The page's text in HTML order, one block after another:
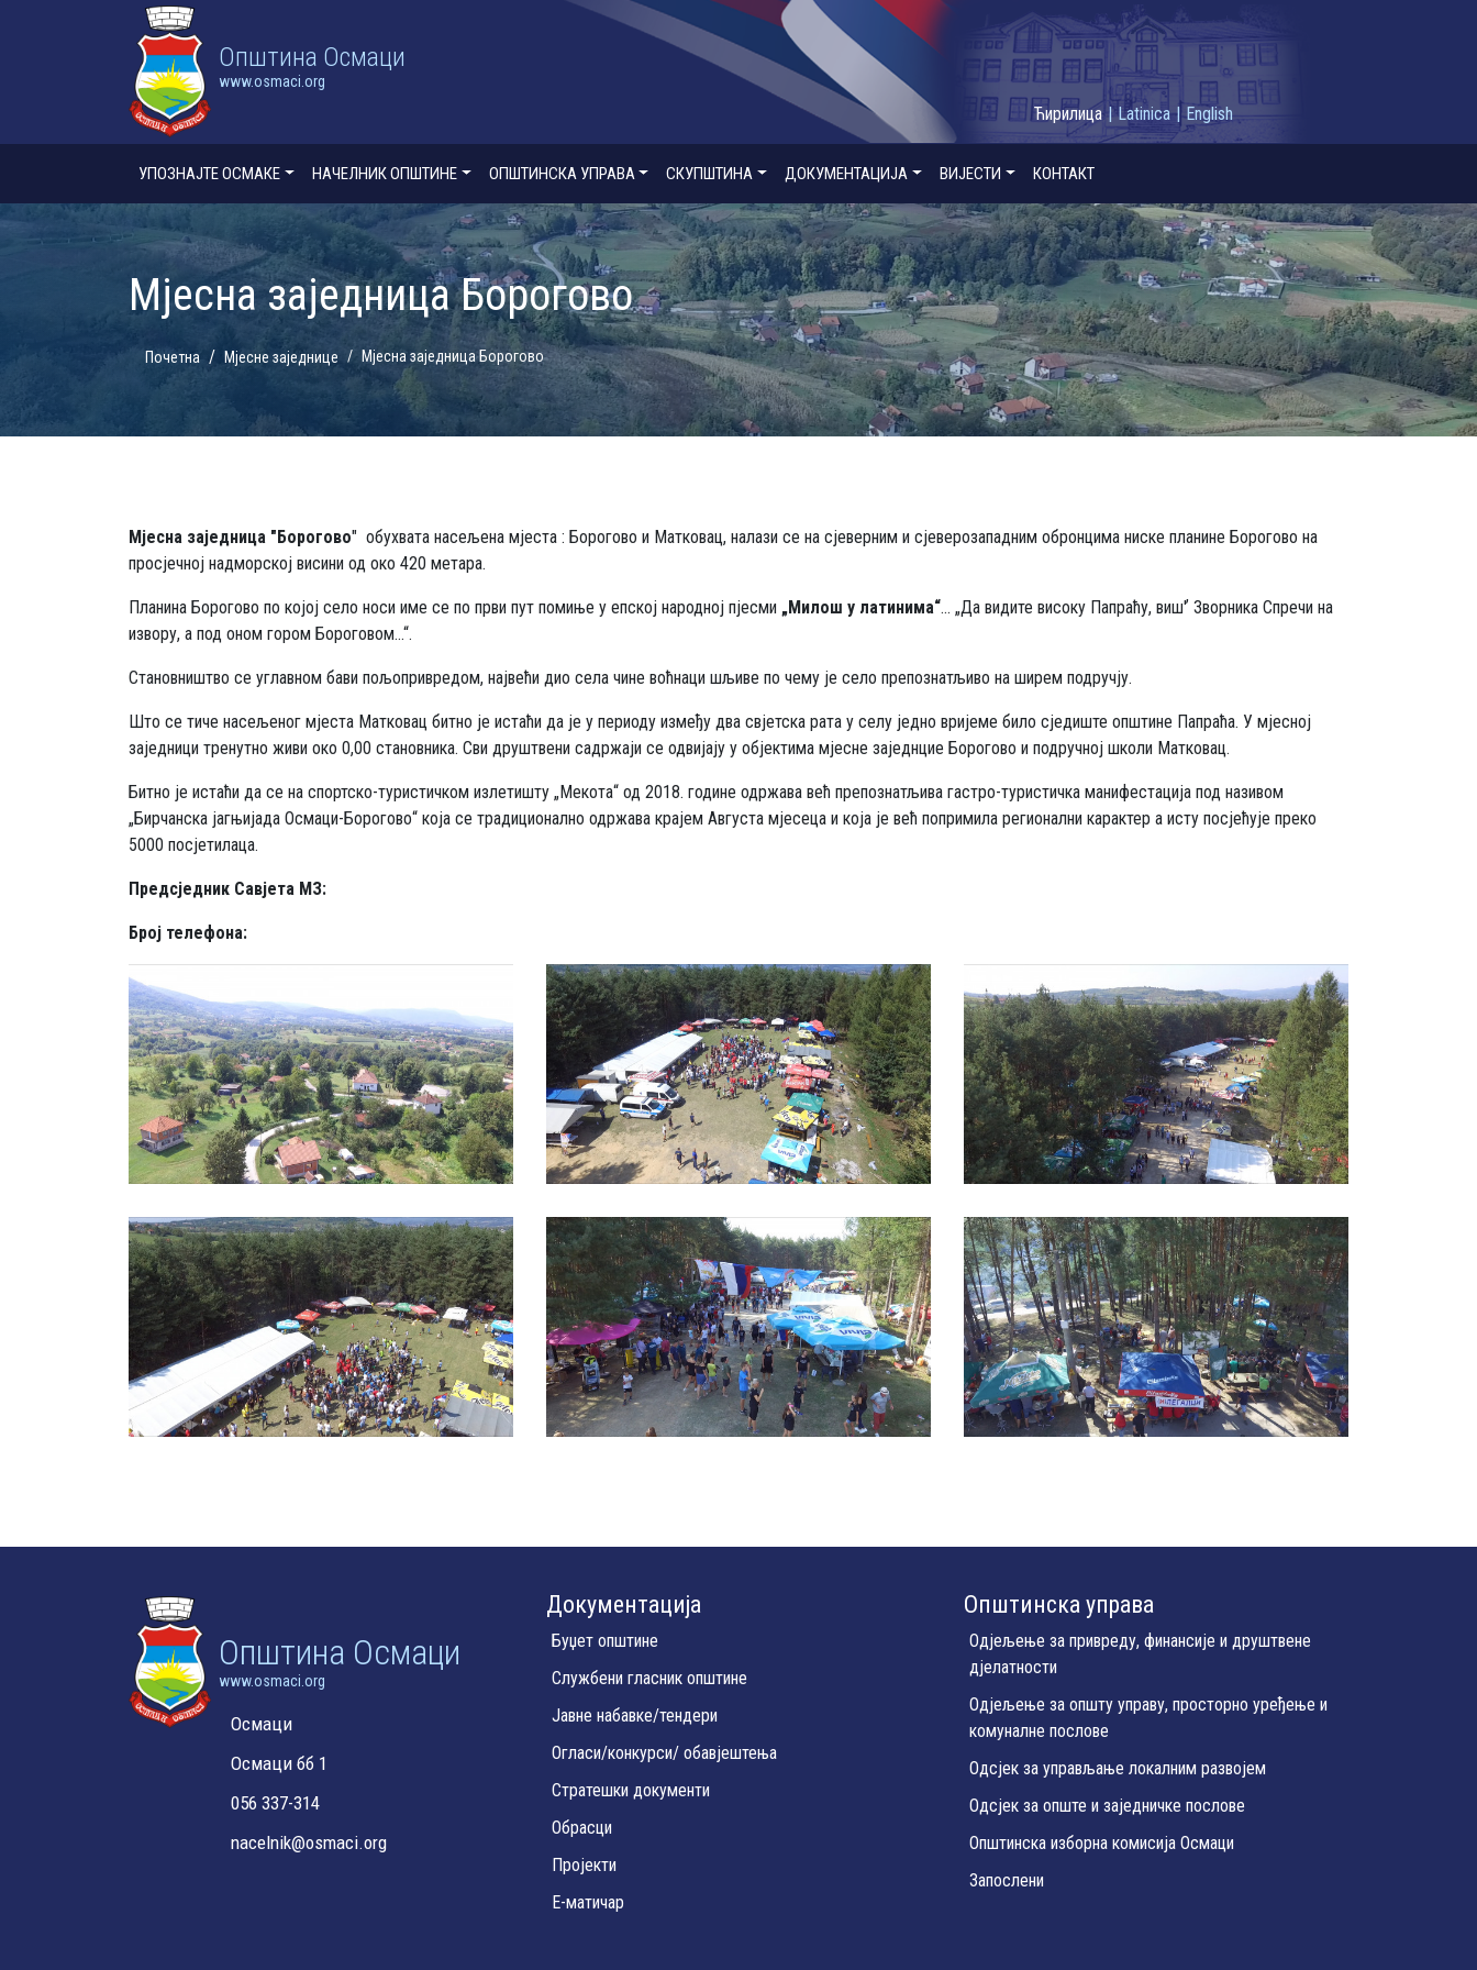
Oпштина Осмаци
www.osmaci.org
Ћирилица | Latinica | English
УПОЗНАЈТЕ ОСМАКЕ НАЧЕЛНИК ОПШТИНЕ ОПШТИНСКА УПРАВА СКУПШТИНА ДОКУМЕНТАЦИЈА ВИЈЕСТИ КОНТАКТ
Мјесна заједница Борогово
Почетна Мјесне заједнице Мјесна заједница Борогово
Мјесна заједница "Борогово" обухвата насељена мјеста : Борогово и Матковац, налази се на сјеверним и сјеверозападним обронцима ниске планине Борогово на
просјечној надморској висини од око 420 метара.
Планина Борогово по којој село носи име се по први пут помиње у епској народној пјесми „Милош у латинима“... „Да видите високу Папраћу, виш'ʼ Зворника Спречи на
извору, а под оном гором Бороговом...“.
Становништво се углавном бави пољопривредом, највећи дио села чине воћнаци шљиве по чему је село препознатљиво на ширем подручју.
Што се тиче насељеног мјеста Матковац битно је истаћи да је у периоду између два свјетска рата у селу једно вријеме било сједиште општине Папраћа. У мјесној
заједници тренутно живи око 0,00 становника. Сви друштвени садржаји се одвијају у објектима мјесне заједнцие Борогово и подручној школи Матковац.
Битно је истаћи да се на спортско-туристичком излетишту „Мекота“ од 2018. године одржава већ препознатљива гастро-туристичка манифестација под називом
„Бирчанска јагњијада Осмаци-Борогово“ која се традиционално одржава крајем Августа мјесеца и која је већ попримила регионални карактер а исту посјећује преко
5000 посјетилаца.
Предсједник Савјета МЗ:
Број телефонa:
Oпштина Осмаци
www.osmaci.org
Осмаци
Осмаци бб 1
056 337-314
nacelnik@osmaci.org
Документација
Буџет општине
Службени гласник општине
Јавне набавке/тендери
Огласи/конкурси/ обавјештења
Стратешки документи
Обрасци
Пројекти
Е-матичар
Општинска управа
Одјељење за привреду, финансије и друштвене
дјелатности
Одјељење за општу управу, просторно уређење и
комуналне послове
Одсјек за управљање локалним развојем
Одсјек за опште и заједничке послове
Општинска изборна комисија Осмаци
Запослени